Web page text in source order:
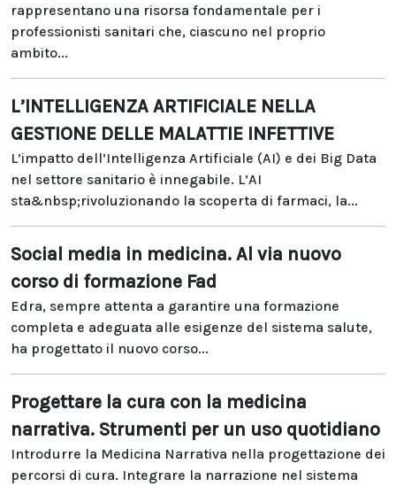
rappresentano una risorsa fondamentale per i
professionisti sanitari che, ciascuno nel proprio
ambito...
L’INTELLIGENZA ARTIFICIALE NELLA
GESTIONE DELLE MALATTIE INFETTIVE
L’impatto dell’Intelligenza Artificiale (AI) e dei Big Data
nel settore sanitario è innegabile. L’AI
sta&nbsp;rivoluzionando la scoperta di farmaci, la...
Social media in medicina. Al via nuovo
corso di formazione Fad
Edra, sempre attenta a garantire una formazione
completa e adeguata alle esigenze del sistema salute,
ha progettato il nuovo corso...
Progettare la cura con la medicina
narrativa. Strumenti per un uso quotidiano
Introdurre la Medicina Narrativa nella progettazione dei
percorsi di cura. Integrare la narrazione nel sistema